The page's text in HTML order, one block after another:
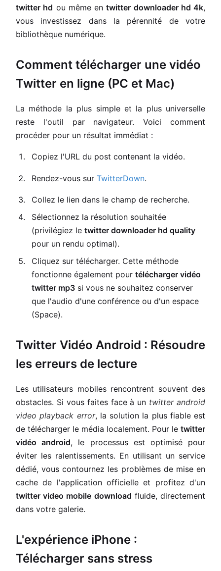
twitter hd ou même entwitter downloader hd 4k,
vous investissez dans la pérennité de votre
bibliothèque numérique.
Comment télécharger une vidéo
Twitter en ligne (PC et Mac)
La méthode la plus simple et la plus universelle
reste l'outil par navigateur. Voici comment
procéder pour un résultat immédiat :
Copiez l'URL du post contenant la vidéo.
Rendez-vous sur TwitterDown.
Collez le lien dans le champ de recherche.
Sélectionnez la résolution souhaitée
(privilégiez le twitter downloader hd quality
pour un rendu optimal).
Cliquez sur télécharger. Cette méthode
fonctionne également pour télécharger vidéo
twitter mp3 si vous ne souhaitez conserver
que l'audio d'une conférence ou d'un espace
(Space).
Twitter Vidéo Android : Résoudre
les erreurs de lecture
Les utilisateurs mobiles rencontrent souvent des
obstacles. Si vous faites face à un twitter android
video playback error, la solution la plus fiable est
de télécharger le média localement. Pour le twitter
vidéo android, le processus est optimisé pour
éviter les ralentissements. En utilisant un service
dédié, vous contournez les problèmes de mise en
cache de l'application officielle et profitez d'un
twitter video mobile download fluide, directement
dans votre galerie.
L'expérience iPhone :
Télécharger sans stress